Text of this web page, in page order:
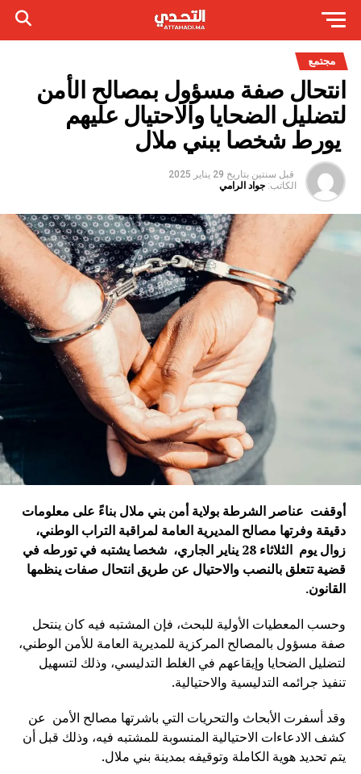
مجتمع
انتحال صفة مسؤول بمصالح الأمن
لتضليل الضحايا والاحتيال عليهم
يورط شخصا ببني ملال
قبل سنتين بتاريخ 29 يناير 2025
الكاتب: جواد الرامي
أوقفت عناصر الشرطة بولاية أمن بني ملال بناءً على معلومات
دقيقة وفرتها مصالح المديرية العامة لمراقبة التراب الوطني،
زوال يوم الثلاثاء 28 يناير الجاري، شخصا يشتبه في تورطه في
قضية تتعلق بالنصب والاحتيال عن طريق انتحال صفات ينظمها
القانون.
وحسب المعطيات الأولية للبحث، فإن المشتبه فيه كان ينتحل
صفة مسؤول بالمصالح المركزية للمديرية العامة للأمن الوطني،
لتضليل الضحايا وإيقاعهم في الغلط التدليسي، وذلك لتسهيل
تنفيذ جرائمه التدليسية والاحتيالية.
وقد أسفرت الأبحاث والتحريات التي باشرتها مصالح الأمن عن
كشف الادعاءات الاحتيالية المنسوبة للمشتبه فيه، وذلك قبل أن
يتم تحديد هوية الكاملة وتوقيفه بمدينة بني ملال.